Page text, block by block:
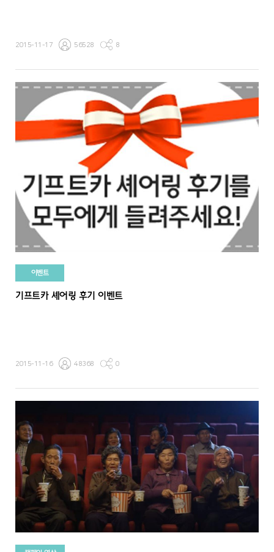
2015-11-17 56528 8
이벤트
기프트카 셰어링 후기 이벤트
2015-11-16 48368 0